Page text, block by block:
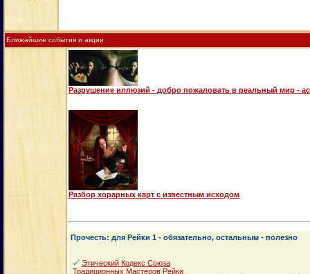
Ближайшие события и акции
Разрушение иллюзий - добро пожаловать в реальный мир -
Разбор хорарных карт с известным исходом
Прочесть: для Рейки 1 - обязательно, остальным - полезно
Этический Кодекс Союза
Традиционных Мастеров Рейки